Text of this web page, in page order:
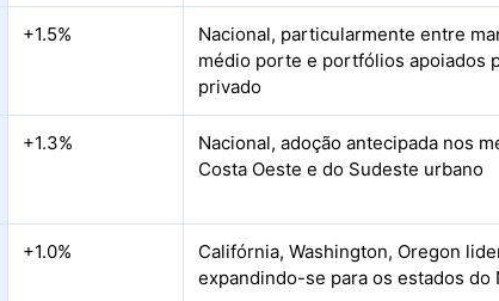
+1.5%
Nacional, particularmente entre
médio porte e portfólios apoiados
privado
+1.3%
Nacional, adoção antecipada nos
Costa Oeste e do Sudeste urbano
+1.0%
Califórnia, Washington, Oregon
expandindo-se para os estados do